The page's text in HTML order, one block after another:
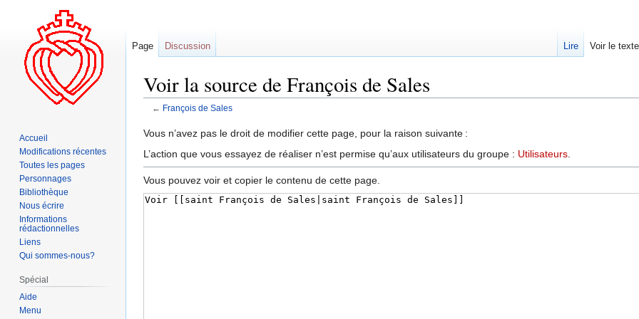
Voir la source de François de Sales
← François de Sales
Aller
à
navigation
Aller
à
recherche
Vous n’avez pas le droit de modifier cette page, pour la raison suivante :
L’action que vous essayez de réaliser n’est permise qu’aux utilisateurs du groupe : Utilisateurs
Vous pouvez voir et copier le contenu de cette page.
Page Discussion Lire Voir le
Accueil
Modifications récentes
Toutes les pages
Personnages
Bibliothèque
Nous écrire
Informations
rédactionnelles
Liens
Qui sommes-nous?
Spécial
Aide
Menu